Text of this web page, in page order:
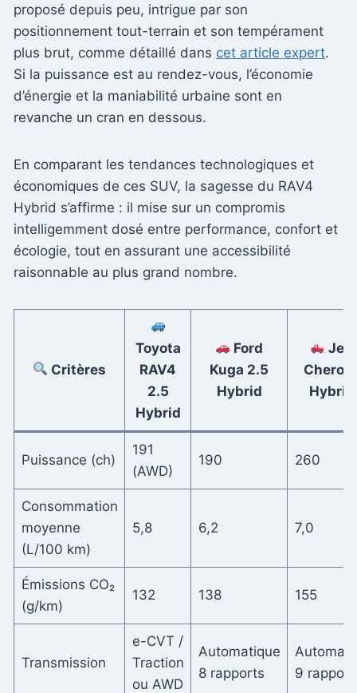
proposé depuis peu, intrigue par son
positionnement tout-terrain et son tempérament
plus brut, comme détaillé dans cet article expert.
Si la puissance est au rendez-vous, l’économie
d’énergie et la maniabilité urbaine sont en
revanche un cran en dessous.
En comparant les tendances technologiques et
économiques de ces SUV, la sagesse du RAV4
Hybrid s’affirme : il mise sur un compromis
intelligemment dosé entre performance, confort et
écologie, tout en assurant une accessibilité
raisonnable au plus grand nombre.
Critères
Toyota
RAV4
2.5
Hybrid
Ford
Kuga 2.5
Hybrid
Puissance (ch)
191
(AWD)
190 260
Consommation
moyenne
(L/100 km)
5,8 6,2 7,0
Émissions CO₂
(g/km)
132 138 155
Transmission
e-CVT /
Traction
ou AWD
Automatique
8 rapports
9